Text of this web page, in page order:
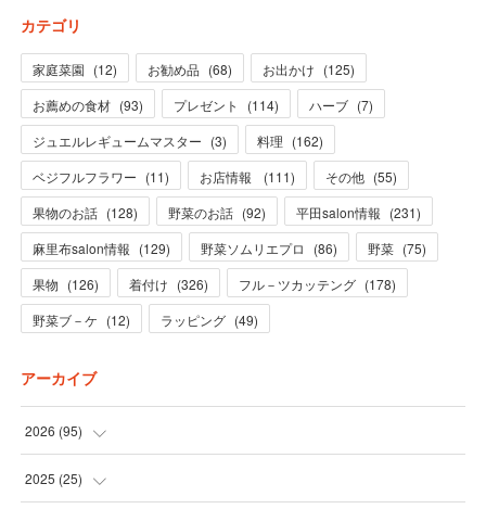
カテゴリ
家庭菜園 (12) お勧め品 (68) お出かけ (125)
お薦めの食材 (93) プレゼント (114) ハーブ (7)
ジュエルレギュームマスター (3) 料理 (162)
ベジフルフラワー (11) お店情報 (111) その他 (55)
果物のお話 (128) 野菜のお話 (92) 平田salon情報 (231)
麻里布salon情報 (129) 野菜ソムリエプロ (86) 野菜 (75)
果物 (126) 着付け (326) フル－ツカッテング (178)
野菜ブ－ケ (12) ラッピング (49)
アーカイブ
2026 (95)
(5
2025 (25)